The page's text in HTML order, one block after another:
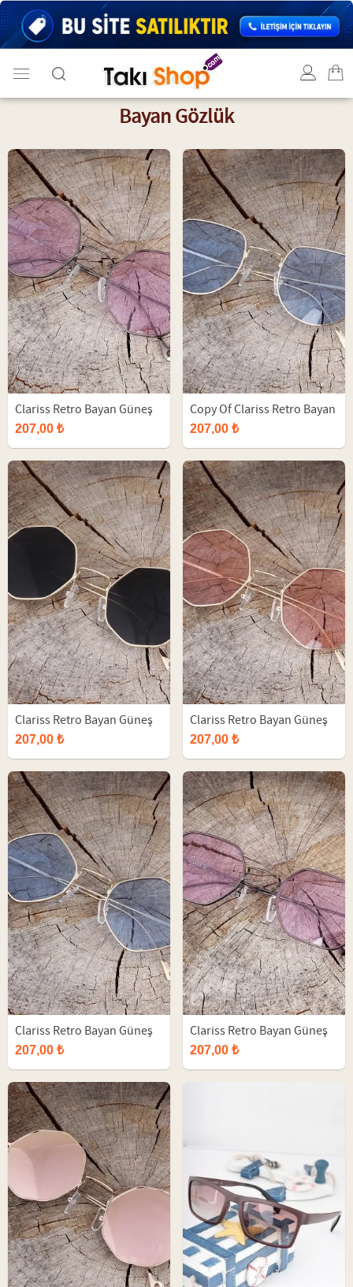
Bayan Gözlük
Clariss Retro Bayan Güneş
Gözlüğü
207,00 ₺
Copy Of Clariss Retro Bayan
Güneş Gözlüğü
207,00 ₺
Clariss Retro Bayan Güneş
Gözlüğü
207,00 ₺
Clariss Retro Bayan Güneş
Gözlüğü
207,00 ₺
Clariss Retro Bayan Güneş
Gözlüğü
207,00 ₺
Clariss Retro Bayan Güneş
Gözlüğü
207,00 ₺